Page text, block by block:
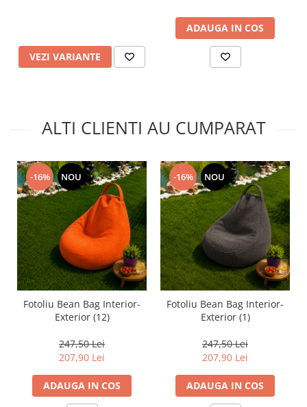
VEZI VARIANTE
ADAUGA IN COS
ALTI CLIENTI AU CUMPARAT
-16% NOU
Fotoliu Bean Bag Interior-
Exterior (12)
247,50 Lei
207,90 Lei
ADAUGA IN COS
-16% NOU
Fotoliu Bean Bag Interior-
Exterior (1)
247,50 Lei
207,90 Lei
ADAUGA IN COS